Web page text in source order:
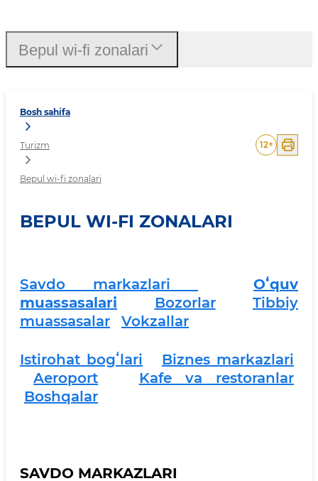
Bosh sahifa
Turizm
Bepul wi-fi zonalari
12+
BEPUL WI-FI ZONALARI
Savdo markazlari
Oʻquv
muassasalari
Bozorlar
Tibbiy
muassasalar
Vokzallar
Istirohat bogʻlari
Biznes markazlari
Aeroport
Kafe va restoranlar
Boshqalar
SAVDO MARKAZLARI
Bepul wi-fi zonalari